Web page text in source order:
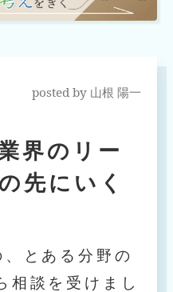
posted by 山根 陽一
界のリー
先にいく
とある分野の
相談を受けまし